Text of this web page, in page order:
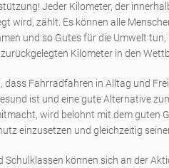
Jeder Kilometer, der
wird, zählt. Es können alle
und so Gutes für die Umwelt
Kilometer in den
dass Fahrradfahren in Alltag und
ist und eine gute Alternative
wird belohnt mit dem guten
einzusetzen und gleichzeitig
Schulklassen können sich an der